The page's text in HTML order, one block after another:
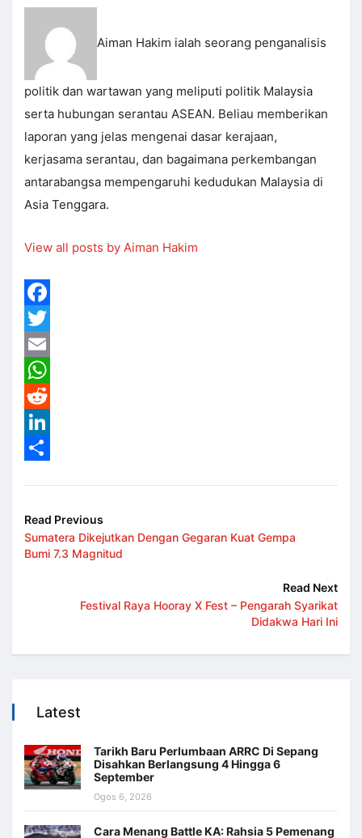
Aiman Hakim ialah seorang penganalisis
politik dan wartawan yang meliputi politik Malaysia
serta hubungan serantau ASEAN. Beliau memberikan
laporan yang jelas mengenai dasar kerajaan,
kerjasama serantau, dan bagaimana perkembangan
antarabangsa mempengaruhi kedudukan Malaysia di
Asia Tenggara.
View all posts by Aiman Hakim
Facebook
Twitter
Email
WhatsApp
Reddit
LinkedIn
Read Previous
Sumatera Dikejutkan Dengan Gegaran Kuat Gempa
Bumi 7.3 Magnitud
Read Next
Festival Raya Hooray X Fest – Pengarah Syarikat
Didakwa Hari Ini
Latest
Tarikh Baru Perlumbaan ARRC Di Sepang
Disahkan Berlangsung 4 Hingga 6
September
Ogos 6, 2026
Cara Menang Battle KA: Rahsia 5 Pemenang